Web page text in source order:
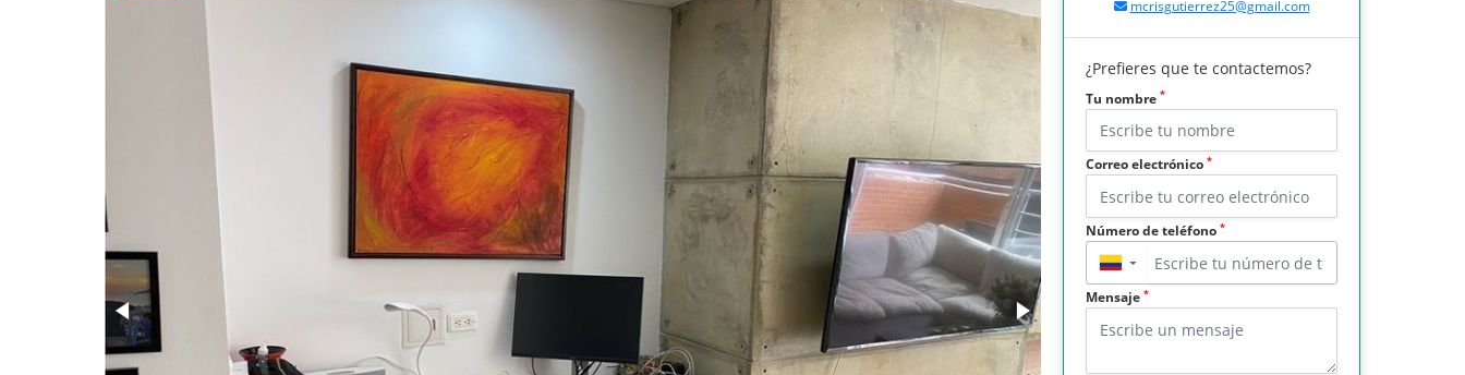
mcrisgutierrez25@gmail.com
¿Prefieres que te contactemos?
Tu nombre *
Correo electrónico *
Número de teléfono *
▼
Mensaje *